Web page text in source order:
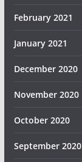
February 2021
January 2021
December 2020
November 2020
October 2020
September 2020